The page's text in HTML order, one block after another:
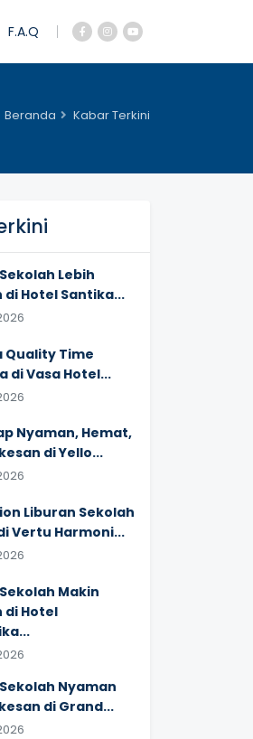
F.A.Q
Beranda Kabar Terkini
Lebih
di Hotel Santika...
Quality Time
di Vasa Hotel...
Nyaman, Hemat,
di Yello...
Liburan Sekolah
Vertu Harmoni...
Makin
di Hotel
Nyaman
di Grand...